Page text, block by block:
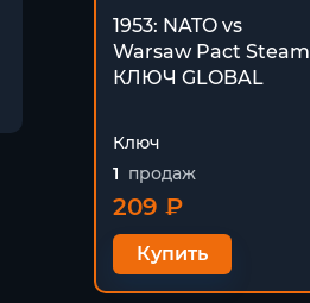
1953: NATO vs
Warsaw Pact Steam
КЛЮЧ GLOBAL
Ключ
1 продаж
209 ₽
Купить